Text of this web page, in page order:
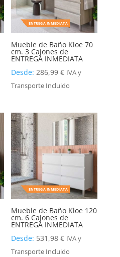
ENTREGA INMEDIATA
Mueble de Baño Kloe 70
cm. 3 Cajones de
ENTREGA INMEDIATA
Desde:286,99€ IVA y
Transporte Incluido
ENTREGA INMEDIATA
Mueble de Baño Kloe 120
cm. 6 Cajones de
ENTREGA INMEDIATA
Desde: 531,98€ IVA y
Transporte Incluido